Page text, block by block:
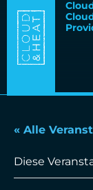
« Alle
Diese